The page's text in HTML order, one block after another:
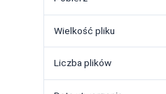
Wielkość pliku
Liczba plików